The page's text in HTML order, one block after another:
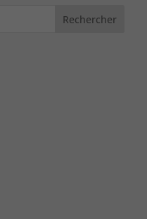
Rechercher